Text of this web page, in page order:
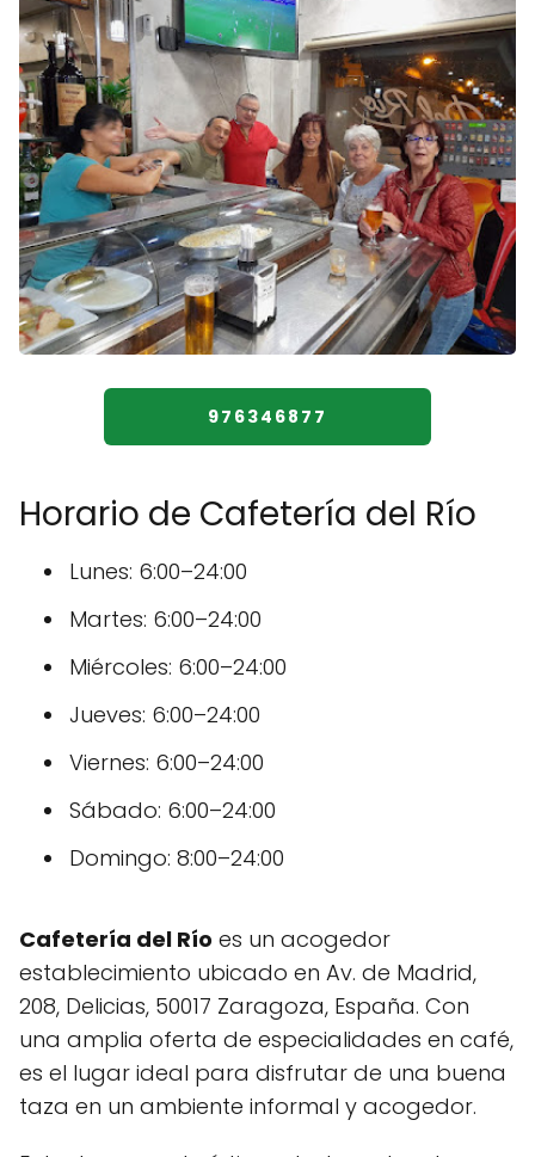
976346877
Horario de Cafetería del Río
Lunes: 6:00–24:00
Martes: 6:00–24:00
Miércoles: 6:00–24:00
Jueves: 6:00–24:00
Viernes: 6:00–24:00
Sábado: 6:00–24:00
Domingo: 8:00–24:00
Cafetería del Río es un acogedor
establecimiento ubicado en Av. de Madrid,
208, Delicias, 50017 Zaragoza, España. Con
una amplia oferta de especialidades en café,
es el lugar ideal para disfrutar de una buena
taza en un ambiente informal y acogedor.